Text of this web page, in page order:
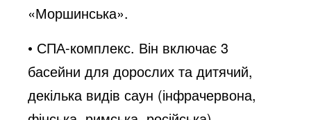
«Моршинська».
• СПА-комплекс. Він включає 3
басейни для дорослих та дитячий,
декілька видів саун (інфрачервона,